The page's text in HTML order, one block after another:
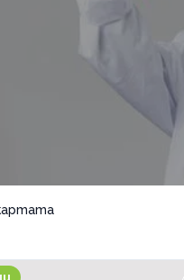
ЛИНА -